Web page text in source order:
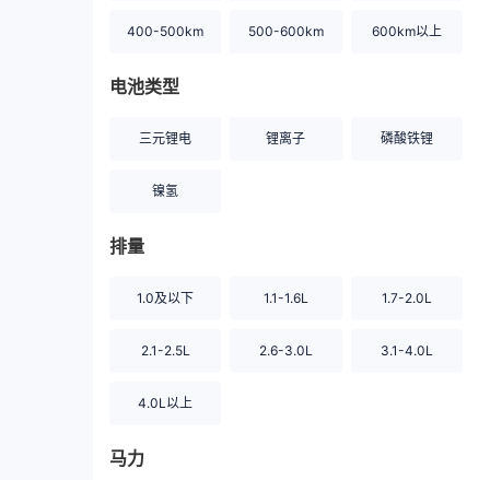
400-500km 500-600km 600km以上
电池类型
三元锂电 锂离子 磷酸铁锂
镍氢
排量
1.0及以下 1.1-1.6L 1.7-2.0L
2.1-2.5L 2.6-3.0L 3.1-4.0L
4.0L以上
马力